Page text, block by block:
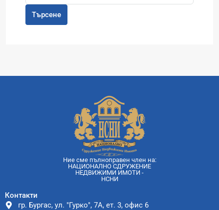
Търсене
Ние сме пълноправен член на:
НАЦИОНАЛНО СДРУЖЕНИЕ
НЕДВИЖИМИ ИМОТИ -
НСНИ
Контакти
гр. Бургас, ул. "Гурко", 7А, ет. 3, офис 6